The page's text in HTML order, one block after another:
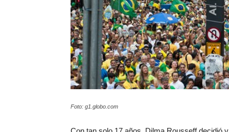
Foto: g1.globo.com